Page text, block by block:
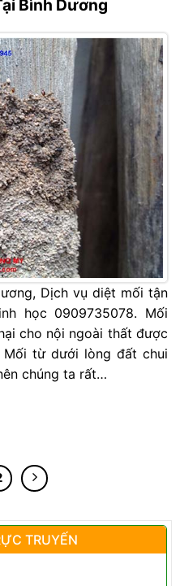
TRUYẾN
Bình Dương
Dịch vụ diệt mối tận
học 0909735078. Mối
cho nội ngoài thất được
từ dưới lòng đất chui
chúng ta rất…